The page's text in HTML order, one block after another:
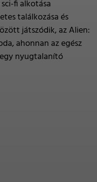
fi alkotása
találkozása és
játszódik, az Alien:
ahonnan az egész
nyugtalanító